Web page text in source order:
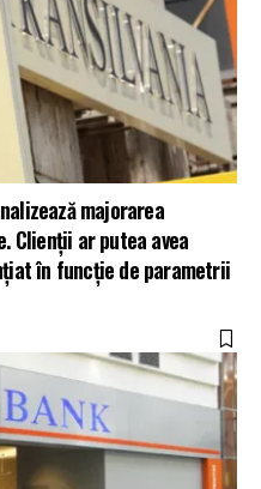
majorarea
Clienții ar putea avea
în funcție de parametrii